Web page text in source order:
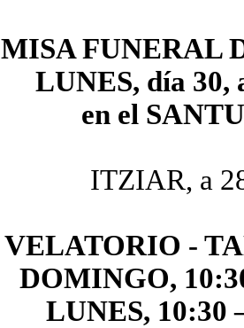
MISA FUNERAL
LUNES, día 30,
en el
ITZIAR, a
VELATORIO -
DOMINGO,
LUNES, 10:30